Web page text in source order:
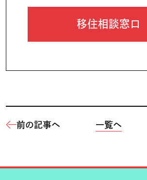
移住相談窓口
前の記事へ 一覧へ